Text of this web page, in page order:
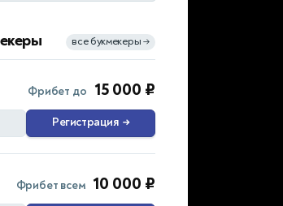
все букмекеры →
Фрибет до 15 000 ₽
Регистрация →
Фрибет всем 10 000 ₽